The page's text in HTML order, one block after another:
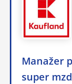
Manažer
super